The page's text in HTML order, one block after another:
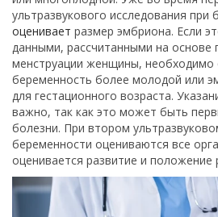
ультразвукового исследования при
оценивает размер эмбриона. Если
данными, рассчитанными на основе
менструации женщины, необходимо
беременность более молодой или
для гестационного возраста.
важно, так как это может быть
болезни. При втором
беременности оцениваются все
оценивается развитие и положение